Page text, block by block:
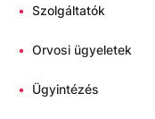
• Szolgáltatók
• Orvosi ügyeletek
• Ügyintézés